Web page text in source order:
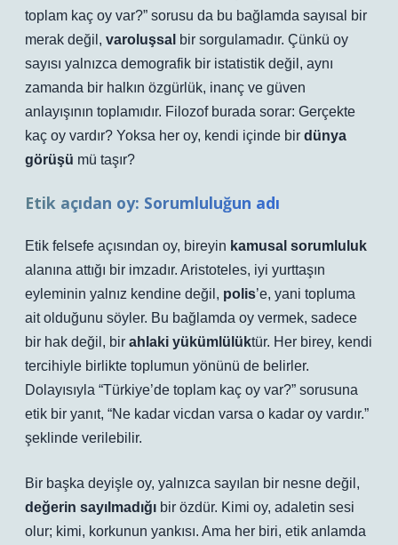
toplam kaç oy var?” sorusu da bu bağlamda sayısal bir
merak değil, varoluşsal bir sorgulamadır. Çünkü oy
sayısı yalnızca demografik bir istatistik değil, aynı
zamanda bir halkın özgürlük, inanç ve güven
anlayışının toplamıdır. Filozof burada sorar: Gerçekte
kaç oy vardır? Yoksa her oy, kendi içinde bir dünya
görüşü mü taşır?
Etik açıdan oy: Sorumluluğun adı
Etik felsefe açısından oy, bireyin kamusal sorumluluk
alanına attığı bir imzadır. Aristoteles, iyi yurttaşın
eyleminin yalnız kendine değil, polis’e, yani topluma
ait olduğunu söyler. Bu bağlamda oy vermek, sadece
bir hak değil, bir ahlaki yükümlülüktür. Her birey, kendi
tercihiyle birlikte toplumun yönünü de belirler.
Dolayısıyla “Türkiye’de toplam kaç oy var?” sorusuna
etik bir yanıt, “Ne kadar vicdan varsa o kadar oy vardır.”
şeklinde verilebilir.
Bir başka deyişle oy, yalnızca sayılan bir nesne değil,
değerin sayılmadığı bir özdür. Kimi oy, adaletin sesi
olur; kimi, korkunun yankısı. Ama her biri, etik anlamda